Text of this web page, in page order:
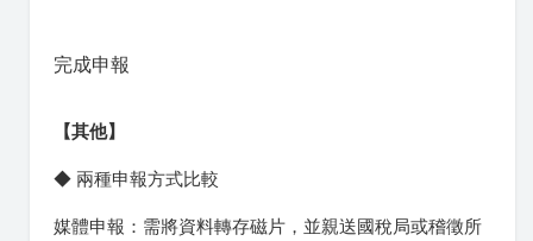
完成申報
【其他】
◆ 兩種申報方式比較
媒體申報：需將資料轉存磁片，並親送國稅局或稽徵所